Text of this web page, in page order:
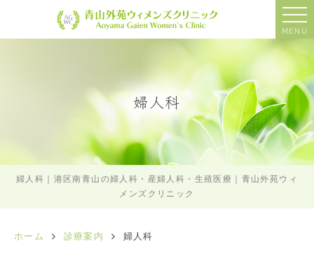
MENU
婦人科
婦人科｜港区南青山の婦人科・産婦人科・生殖医療｜青山外苑ウィ
メンズクリニック
ホーム 診療案内 婦人科